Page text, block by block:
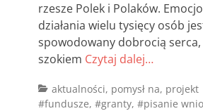
rzesze Polek i Polaków.
działania wielu tysięcy osób
spowodowany dobrocią serca,
szokiem Czytaj dalej…
Categories
aktualności, pomysł na, projekt
#fundusze, #granty, #pisanie